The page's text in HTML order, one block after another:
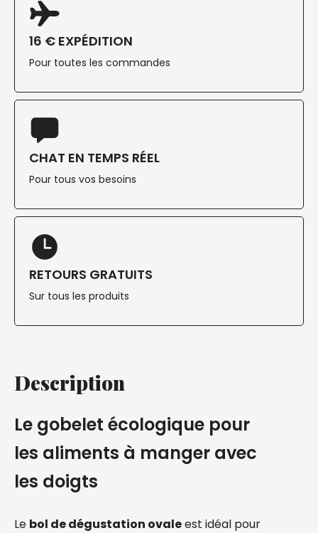
16 € EXPÉDITION
Pour toutes les commandes
CHAT EN TEMPS RÉEL
Pour tous vos besoins
RETOURS GRATUITS
Sur tous les produits
Description
Le gobelet écologique pour
les aliments à manger avec
les doigts
Le bol de dégustation ovaleest idéal pour